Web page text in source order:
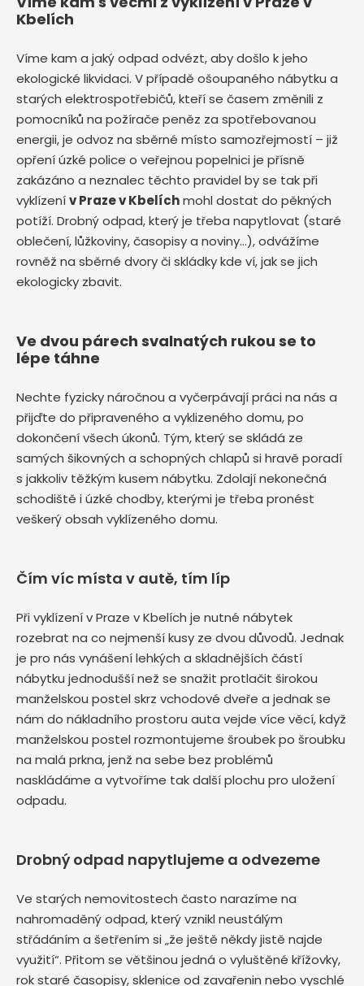
Kbelích
Víme kam a jaký odpad odvézt, aby došlo k jeho
ekologické likvidaci. V případě ošoupaného nábytku a
starých elektrospotřebičů, kteří se časem změnili z
pomocníků na požírače peněz za spotřebovanou
energii, je odvoz na sběrné místo samozřejmostí – již
opření úzké police o veřejnou popelnici je přísně
zakázáno a neznalec těchto pravidel by se tak při
vyklízenív Praze v Kbelíchmohl dostat do pěkných
potíží. Drobný odpad, který je třeba napytlovat (staré
oblečení, lůžkoviny, časopisy a noviny…), odvážíme
rovněž na sběrné dvory či skládky kde ví, jak se jich
ekologicky zbavit.
Ve dvou párech svalnatých rukou se to
lépe táhne
Nechte fyzicky náročnou a vyčerpávají práci na nás a
přijďte do připraveného a vyklizeného domu, po
dokončení všech úkonů. Tým, který se skládá ze
samých šikovných a schopných chlapů si hravě poradí
s jakkoliv těžkým kusem nábytku. Zdolají nekonečná
schodiště i úzké chodby, kterými je třeba pronést
veškerý obsah vyklízeného domu.
Čím víc místa v autě, tím líp
Při vyklízení v Praze v Kbelích je nutné nábytek
rozebrat na co nejmenší kusy ze dvou důvodů. Jednak
je pro nás vynášení lehkých a skladnějších částí
nábytku jednodušší než se snažit protlačit širokou
manželskou postel skrz vchodové dveře a jednak se
nám do nákladního prostoru auta vejde více věcí, když
manželskou postel rozmontujeme šroubek po šroubku
na malá prkna, jenž na sebe bez problémů
naskládáme a vytvoříme tak další plochu pro uložení
odpadu.
Drobný odpad napytlujeme a odvezeme
Ve starých nemovitostech často narazíme na
nahromaděný odpad, který vznikl neustálým
střádáním a šetřením si „že ještě někdy jistě najde
využití“. Přitom se většinou jedná o vyluštěné křížovky,
rok staré časopisy, sklenice od zavařenin nebo vyschlé